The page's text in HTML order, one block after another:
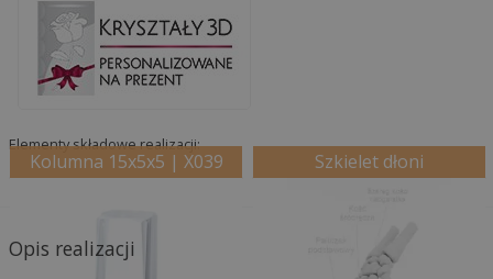
Elementy składowe realizacji:
Kolumna 15x5x5 | X039 Szkielet dłoni
Opis realizacji